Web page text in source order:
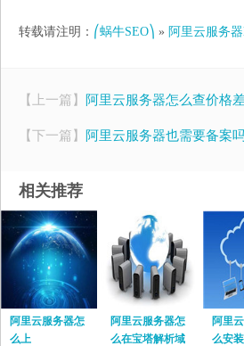
转载请注明： ⎛蜗牛SEO⎞ » 阿里云服务
【上一篇】 阿里云服务器怎么查价格
【下一篇】 阿里云服务器也需要备案
相关推荐
阿里云服务器怎
么上
阿里云服务器怎
么在宝塔解析域
阿里
么安